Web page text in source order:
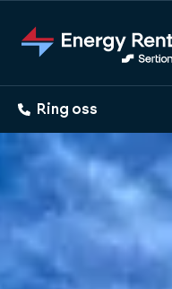
huvudinnehållet
Ring oss